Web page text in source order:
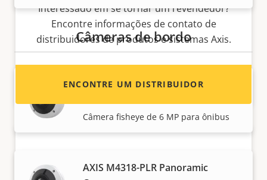
Câmeras de bordo
AXIS M4317-PLR Panoramic
Câmera fisheye de 6 MP para ônibus
AXIS M4318-PLR Panoramic
Interessado em se tornar um revendedor?
Encontre informações de contato de
distribuidores de produtos e sistemas Axis.
ENCONTRE UM DISTRIBUIDOR